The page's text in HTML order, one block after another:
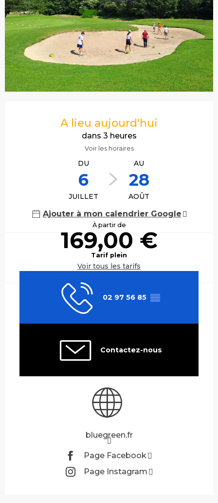
A lieu aujourd'hui
dans 3 heures
Voir les horaires
DU
6
JUILLET
AU
28
AOÛT
Ajouter à mon calendrier Google
À partir de
169,00 €
Tarif plein
Voir tous les tarifs
02 97 56 85 ▒▒
Contactez-nous
bluegreen.fr
Page Facebook
Page Instagram